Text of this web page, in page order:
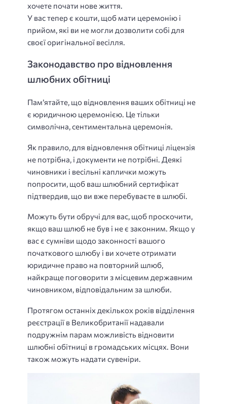
хочете почати нове життя.
У вас тепер є кошти, щоб мати церемонію і
прийом, які ви не могли дозволити собі для
своєї оригінальної весілля.
Законодавство про відновлення
шлюбних обітниці
Пам’ятайте, що відновлення ваших обітниці не
є юридичною церемонією. Це тільки
символічна, сентиментальна церемонія.
Як правило, для відновлення обітниці ліцензія
не потрібна, і документи не потрібні. Деякі
чиновники і весільні каплички можуть
попросити, щоб ваш шлюбний сертифікат
підтвердив, що ви вже перебуваєте в шлюбі.
Можуть бути обручі для вас, щоб проскочити,
якщо ваш шлюб не був і не є законним. Якщо у
вас є сумніви щодо законності вашого
початкового шлюбу і ви хочете отримати
юридичне право на повторний шлюб,
найкраще поговорити з місцевим державним
чиновником, відповідальним за шлюби.
Протягом останніх декількох років відділення
реєстрації в Великобританії надавали
подружнім парам можливість відновити
шлюбні обітниці в громадських місцях. Вони
також можуть надати сувеніри.